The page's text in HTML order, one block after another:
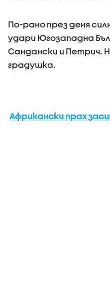
По-рано през деня
удари Югозападна
Сандански и Петрич.
градушка.
Африкански прах